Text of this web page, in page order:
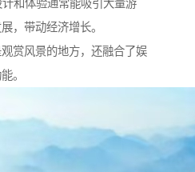
和体验通常能吸引大量游
，带动经济增长。
赏风景的地方，还融合了娱
。